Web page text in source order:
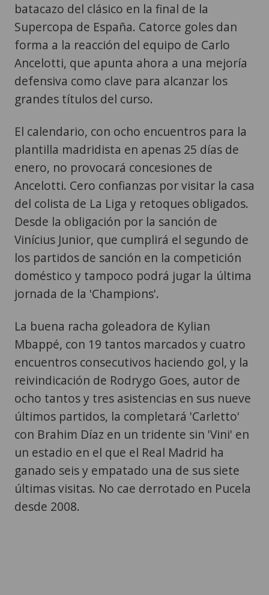
batacazo del clásico en la final de la
Supercopa de España. Catorce goles dan
forma a la reacción del equipo de Carlo
Ancelotti, que apunta ahora a una mejoría
defensiva como clave para alcanzar los
grandes títulos del curso.
El calendario, con ocho encuentros para la
plantilla madridista en apenas 25 días de
enero, no provocará concesiones de
Ancelotti. Cero confianzas por visitar la casa
del colista de La Liga y retoques obligados.
Desde la obligación por la sanción de
Vinícius Junior, que cumplirá el segundo de
los partidos de sanción en la competición
doméstico y tampoco podrá jugar la última
jornada de la 'Champions'.
La buena racha goleadora de Kylian
Mbappé, con 19 tantos marcados y cuatro
encuentros consecutivos haciendo gol, y la
reivindicación de Rodrygo Goes, autor de
ocho tantos y tres asistencias en sus nueve
últimos partidos, la completará 'Carletto'
con Brahim Díaz en un tridente sin 'Vini' en
un estadio en el que el Real Madrid ha
ganado seis y empatado una de sus siete
últimas visitas. No cae derrotado en Pucela
desde 2008.